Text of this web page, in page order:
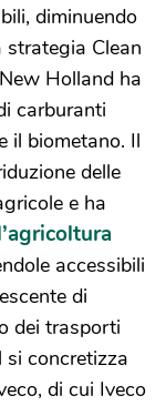
diminuendo
strategia Clean
Holland ha
carburanti
il biometano. Il
delle
e ha
accessibili
di
dei trasporti
si concretizza
di cui Iveco